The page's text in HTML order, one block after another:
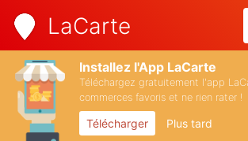
LaCarte
Installez l'App LaCarte
Téléchargez gratuitement l'app
commerces favoris et ne rien rater !
Télécharger Plus tard